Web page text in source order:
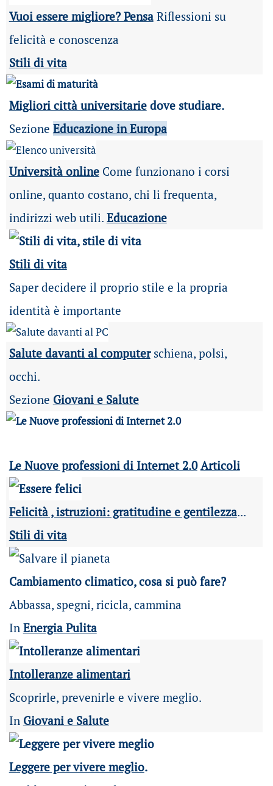
Vuoi essere migliore? PensaRiflessioni su
felicità e conoscenza
Stili di vita
Migliori città universitariedove studiare.
Sezione Educazione in Europa
Università online Come funzionano i corsi
online, quanto costano, chi li frequenta,
indirizzi web utili. Educazione
Stili di vita
Saper decidere il proprio stile e la propria
identità è importante
Salute davanti al computerschiena, polsi,
occhi.
Sezione Giovani e Salute
Le Nuove professioni di Internet 2.0 Articoli
Felicità , istruzioni: gratitudine e gentilezza...
Stili di vita
Cambiamento climatico, cosa si può fare?
Abbassa, spegni, ricicla, cammina
In Energia Pulita
Intolleranze alimentari
Scoprirle, prevenirle e vivere meglio.
In Giovani e Salute
Leggere per vivere meglio.